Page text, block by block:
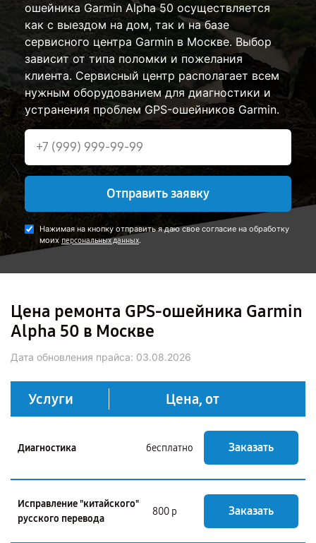
ошейника Garmin Alpha 50 осуществляется
как с выездом на дом, так и на базе
сервисного центра Garmin в Москве. Выбор
зависит от типа поломки и пожелания
клиента. Сервисный центр располагает всем
нужным оборудованием для диагностики и
устранения проблем GPS-ошейников Garmin.
Отправить заявку
Нажимая на кнопку отправить я даю свое согласие на обработку
моих персональных данных.
Цена ремонта GPS-ошейника Garmin
Alpha 50 в Москве
Дата обновления прайса: 03.08.2026
Услуги Цена, от
Диагностика бесплатно Заказать
Исправление "китайского"
русского перевода
800 р Заказать